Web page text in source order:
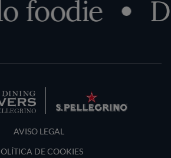
foodie
Conditions
AVISO LEGAL
DE COOKIES